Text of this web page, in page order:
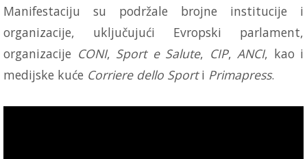
Manifestaciju su podržale brojne institucije i
organizacije, uključujući Evropski parlament,
organizacije CONI, Sport e Salute, CIP, ANCI, kao i
medijske kuće Corriere dello Sporti Primapress.